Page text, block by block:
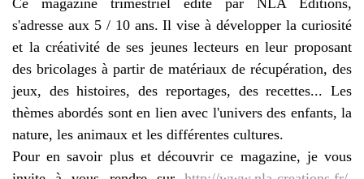
Ce magazine trimestriel édité par NLA Editions,
s'adresse aux 5 / 10 ans. Il vise à développer la curiosité
et la créativité de ses jeunes lecteurs en leur proposant
des bricolages à partir de matériaux de récupération, des
jeux, des histoires, des reportages, des recettes... Les
thèmes abordés sont en lien avec l'univers des enfants, la
nature, les animaux et les différentes cultures.
Pour en savoir plus et découvrir ce magazine, je vous